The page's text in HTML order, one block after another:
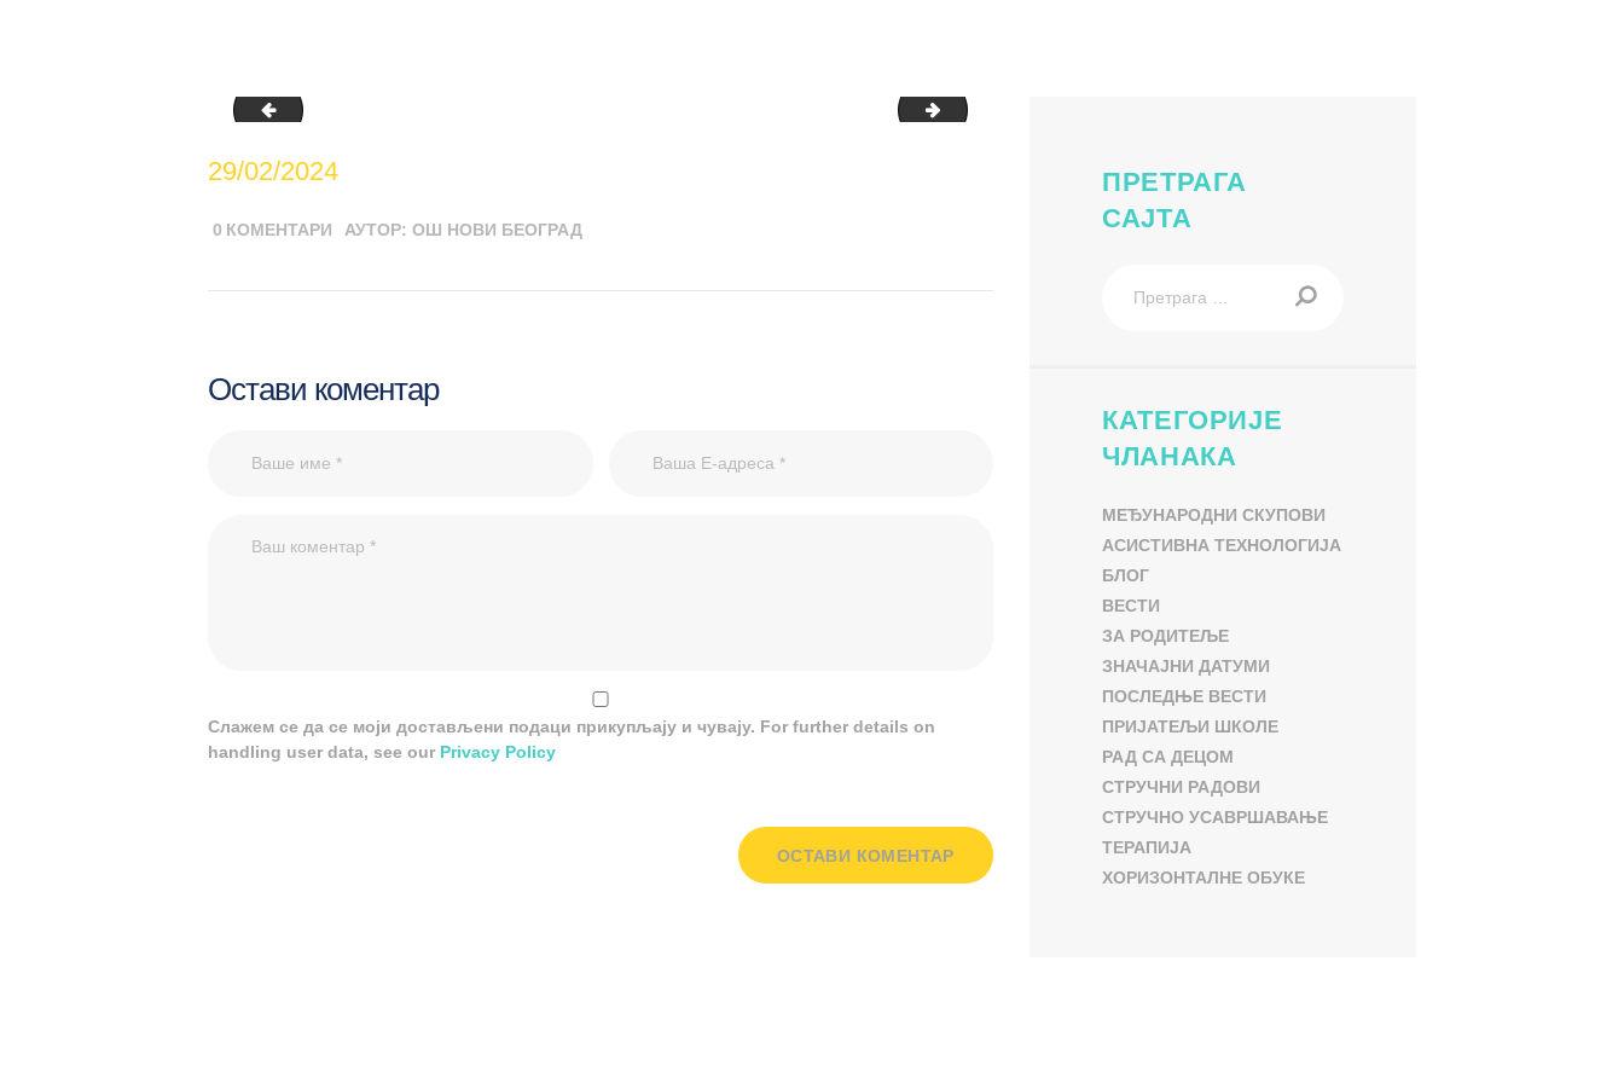
Дан-борбе-против-вршњачког-насиља00003 Дан-борбе-против-вршњачког-насиља00005
29/02/2024
0 КОМЕНТАРИ АУТОР: ОШ НОВИ БЕОГРАД
Остави коментар
Слажем се да се моји достављени подаци прикупљају и чувају. For further details on
handling user data, see our Privacy Policy
ПРЕТРАГА
САЈТА
КАТЕГОРИЈЕ
ЧЛАНАКА
МЕЂУНАРОДНИ СКУПОВИ
АСИСТИВНА ТЕХНОЛОГИЈА
БЛОГ
ВЕСТИ
ЗА РОДИТЕЉЕ
ЗНАЧАЈНИ ДАТУМИ
ПОСЛЕДЊЕ ВЕСТИ
ПРИЈАТЕЉИ ШКОЛЕ
РАД СА ДЕЦОМ
СТРУЧНИ РАДОВИ
СТРУЧНО УСАВРШАВАЊЕ
ТЕРАПИЈА
ХОРИЗОНТАЛНЕ ОБУКЕ